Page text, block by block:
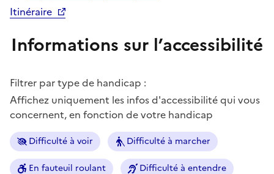
Itinéraire
Informations sur l’accessibilité
Filtrer par type de handicap :
Affichez uniquement les infos d'accessibilité qui vous
concernent, en fonction de votre handicap
Difficulté à voir Difficulté à marcher
En fauteuil roulant Difficulté à entendre